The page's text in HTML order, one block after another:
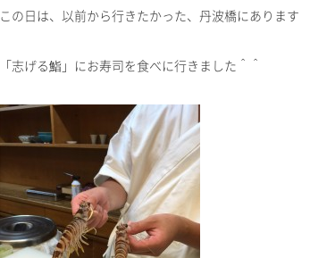
この日は、以前から行きたかった、丹波橋にあります
「志げる鮨」にお寿司を食べに行きました＾＾